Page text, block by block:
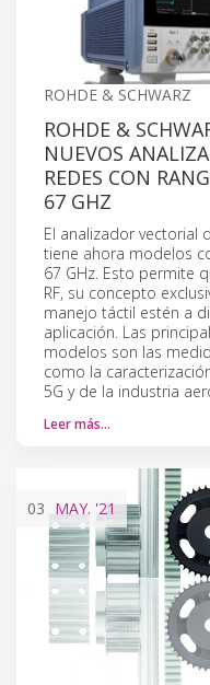
ROHDE & SCHWARZ
ROHDE &
NUEVOS
REDES CON
67 GHZ
El analizador vectorial
tiene ahora modelos
67 GHz. Esto permite
RF, su concepto
manejo táctil estén a
aplicación. Las
modelos son las
como la
5G y de la industria
Leer más…
03 MAY. '21